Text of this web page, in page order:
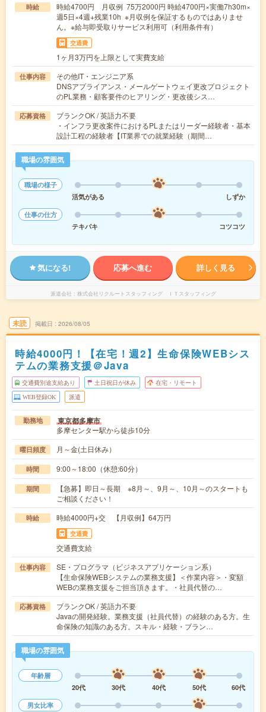
時給
時給4700円 月収例 75万2000円 時給4700円×実働7h30m×
週5日×4週+残業10h ※月収例を保証するものではありませ
ん。※給与即受取りサービス利用可（利用条件有）
交通費
1ヶ月3万円を上限として実費支給
仕事内容
その他IT・エンジニア系
DNSアプライアンス・メールゲートウェイ更改プロジェクト
のPL業務・顧客要件のヒアリング・更改後シス…
応募資格
ブランクOK / 英語力不要
・インフラ更改案件におけるPLまたはリーダー経験者・基本
設計工程の経験者【IT業界での就業経験（期間…
職場の雰囲気
職場の様子
活気がある
しずか
仕事の仕方
テキパキ
コツコツ
気になる! 応募へ進む 詳しく見る
派遣会社 株式会社リクルートスタッフィング ＩＴスタッフィング
未読 掲載日 2026/08/05
時給4000円！【在宅！週2】生命保険WEBシス
テムの業務支援＠Java
交通費別途支給あり 土日祝日が休み 在宅・リモート
WEB登録OK 派遣
勤務地 東京都多摩市
多摩センター駅から徒歩10分
曜日頻度 月～金(土日休み）
時間 9:00～18:00（休憩:60分）
期間
【急募】即日～長期 ※8月～、9月～、10月～のスタートも
ご相談ください！
時給 時給4000円+交 【月収例】64万円
交通費
交通費支給
仕事内容
SE・プログラマ（ビジネスアプリケーション系）
【生命保険WEBシステムの業務支援】＜作業内容＞・変額
WEBの業務支援をご担当頂きます。・社員代替の…
応募資格
ブランクOK / 英語力不要
Javaの開発経験。業務支援（社員代替）の経験のある方。生
命保険の知識のある方。スキル・経験・ブラン…
職場の雰囲気
年齢層
20代
30代 40代 50代
60代
男女比率